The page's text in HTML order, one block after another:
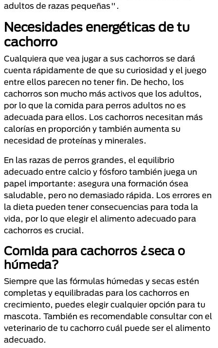
adultos de razas pequeñas".
Necesidades energéticas de tu
cachorro
Cualquiera que vea jugar a sus cachorros se dará
cuenta rápidamente de que su curiosidad y el juego
entre ellos parecen no tener fin. De hecho, los
cachorros son mucho más activos que los adultos,
por lo que la comida para perros adultos no es
adecuada para ellos. Los cachorros necesitan más
calorías en proporción y también aumenta su
necesidad de proteínas y minerales.
En las razas de perros grandes, el equilibrio
adecuado entre calcio y fósforo también juega un
papel importante: asegura una formación ósea
saludable, pero no demasiado rápida. Los errores en
la dieta pueden tener consecuencias para toda la
vida, por lo que elegir el alimento adecuado para
cachorros es crucial.
Comida para cachorros ¿seca o
húmeda?
Siempre que las fórmulas húmedas y secas estén
completas y equilibradas para los cachorros en
crecimiento, puedes elegir cualquier opción para tu
mascota. También es recomendable consultar con el
veterinario de tu cachorro cuál puede ser el alimento
adecuado.